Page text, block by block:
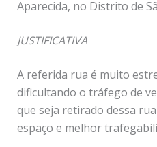
Aparecida, no Distrito de
JUSTIFICATIVA
A referida rua é muito
dificultando o tráfego de
que seja retirado dessa
espaço e melhor